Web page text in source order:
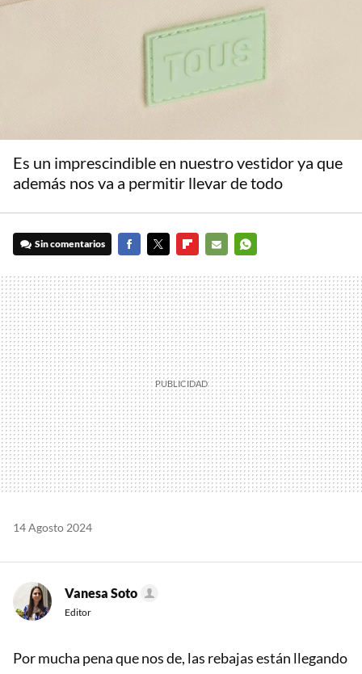
Es un imprescindible en nuestro vestidor ya que
además nos va a permitir llevar de todo
Sin comentarios
MAIL
14 Agosto 2024
Vanesa Soto
Editor
Por mucha pena que nos de, las rebajas están llegando